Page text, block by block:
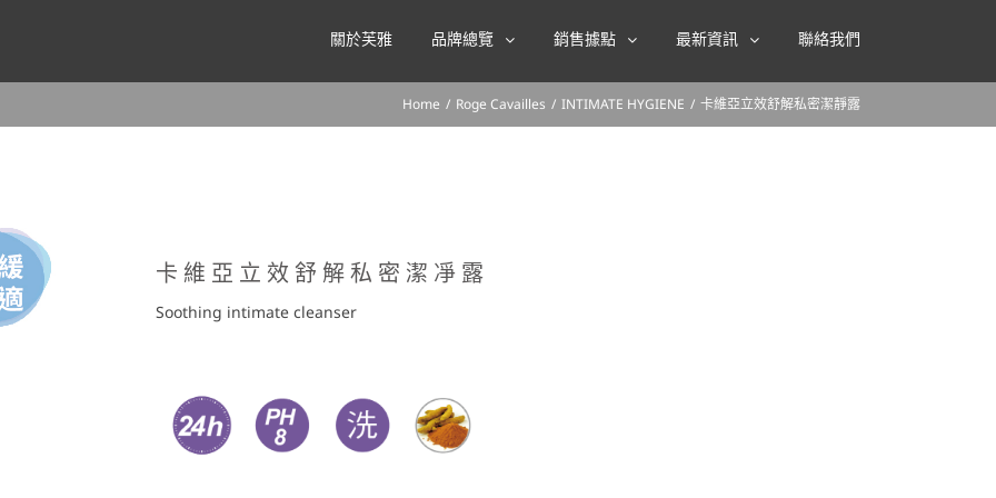
關於芙雅 品牌總覽 銷售據點 最新資訊 聯絡我們
Home / Roge Cavailles / INTIMATE HYGIENE / 卡維亞立效舒解私密潔靜露
卡維亞立效舒解私密潔凈露
Soothing intimate cleanser